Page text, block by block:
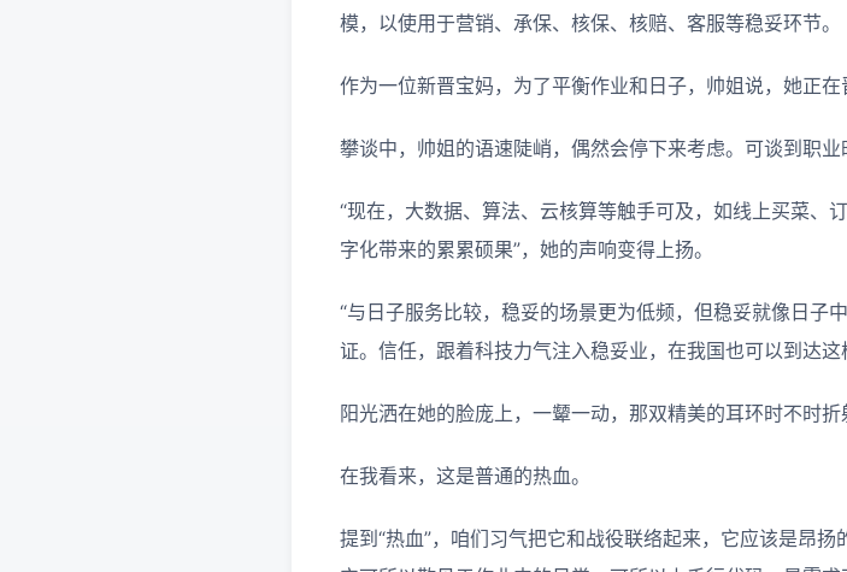
模，以使用于营销、承保、核保、核赔、客服等稳妥环节。
作为一位新晋宝妈，为了平衡作业和日子，帅姐说，她正在
攀谈中，帅姐的语速陡峭，偶然会停下来考虑。可谈到职
“现在，大数据、算法、云核算等触手可及，如线上买菜、
字化带来的累累硕果”，她的声响变得上扬。
“与日子服务比较，稳妥的场景更为低频，但稳妥就像日子
证。信任，跟着科技力气注入稳妥业，在我国也可以到达这
阳光洒在她的脸庞上，一颦一动，那双精美的耳环时不时
在我看来，这是普通的热血。
提到“热血”，咱们习气把它和战役联络起来，它应该是昂